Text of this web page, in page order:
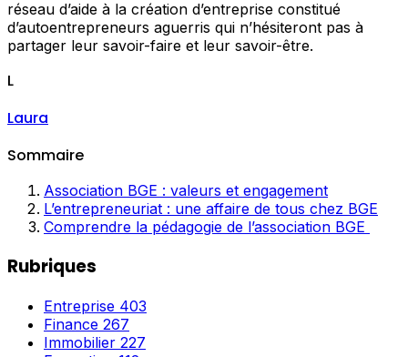
réseau d’aide à la création d’entreprise constitué
d’autoentrepreneurs aguerris qui n’hésiteront pas à
partager leur savoir-faire et leur savoir-être.
L
Laura
Sommaire
Association BGE : valeurs et engagement
L’entrepreneuriat : une affaire de tous chez BGE
Comprendre la pédagogie de l’association BGE
Rubriques
Entreprise 403
Finance 267
Immobilier 227